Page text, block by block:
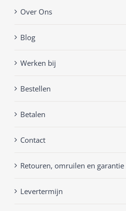
Over Ons
Blog
Werken bij
Bestellen
Betalen
Contact
Retouren, omruilen en garantie
Levertermijn